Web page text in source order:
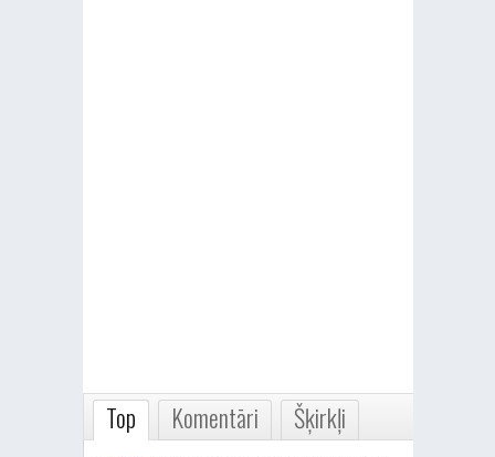
Top Komentāri Šķirkļi